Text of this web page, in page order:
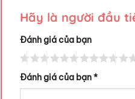
Hãy là người đầu
Đánh giá của bạn
Đánh giá của bạn*